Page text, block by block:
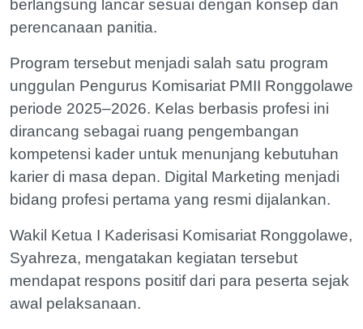
berlangsung lancar sesuai dengan konsep dan
perencanaan panitia.
Program tersebut menjadi salah satu program
unggulan Pengurus Komisariat PMII Ronggolawe
periode 2025–2026. Kelas berbasis profesi ini
dirancang sebagai ruang pengembangan
kompetensi kader untuk menunjang kebutuhan
karier di masa depan. Digital Marketing menjadi
bidang profesi pertama yang resmi dijalankan.
Wakil Ketua I Kaderisasi Komisariat Ronggolawe,
Syahreza, mengatakan kegiatan tersebut
mendapat respons positif dari para peserta sejak
awal pelaksanaan.